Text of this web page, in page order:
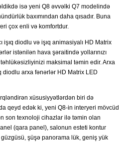
isə yeni Q8 əvvəlki Q7 modelində
baxımından daha qısadır. Buna
çox enli və komfortdur.
işıq diodlu və işıq animasiyalı HD Matrix
istənilən hava şəraitində yollarınızı
maksimal təmin edir. Arxa
diodlu arxa fənərlər HD Matrix LED
xüsusiyyətlərdən biri də
qeyd edək ki, yeni Q8-in interyeri mövcüd
son texnoloji cihazlar ilə təmin olan
(qara panel), salonun esteti kontur
güzgüsü, şüşə panorama lük, geniş yük